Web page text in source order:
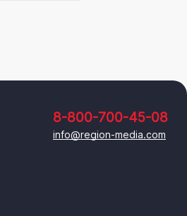
8-800-700-45-08
info@region-media.com